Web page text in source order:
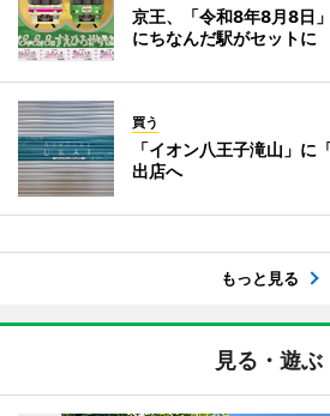
京王、「令和8年8月8日
にちなんだ駅がセットに
買う
「イオン八王子滝山」
出店へ
もっと見る
見る・遊ぶ